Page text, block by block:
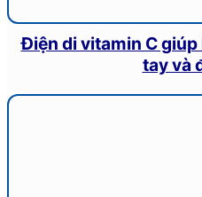
Điện di vitamin C
tay và